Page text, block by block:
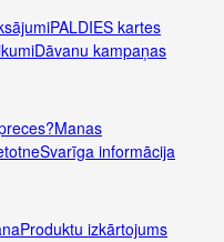
PALDIES kartes
Dāvanu kampaņas
Manas
Svarīga informācija
Produktu izkārtojums